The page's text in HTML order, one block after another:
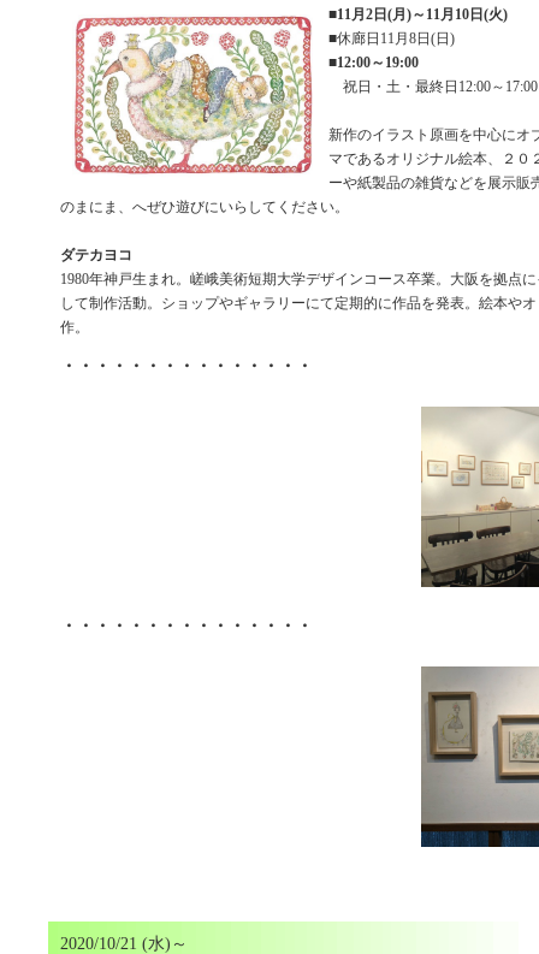
■11月2日(月)～11月10日(火)
■休廊日11月8日(日)
■12:00～19:00
祝日・土・最終日12:00～17:00
新作のイラスト原画を中心にオ
マであるオリジナル絵本、２０
ーや紙製品の雑貨などを展示販
のまにま、へぜひ遊びにいらしてください。
ダテカヨコ
1980年神戸生まれ。嵯峨美術短期大学デザインコース卒業。大阪を拠点
して制作活動。ショップやギャラリーにて定期的に作品を発表。絵本や
作。
・・・・・・・・・・・・・・・
・・・・・・・・・・・・・・・
2020/10/21 (水)～